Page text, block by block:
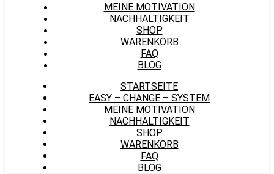
MEINE MOTIVATION
NACHHALTIGKEIT
SHOP
WARENKORB
FAQ
BLOG
STARTSEITE
EASY – CHANGE – SYSTEM
MEINE MOTIVATION
NACHHALTIGKEIT
SHOP
WARENKORB
FAQ
BLOG